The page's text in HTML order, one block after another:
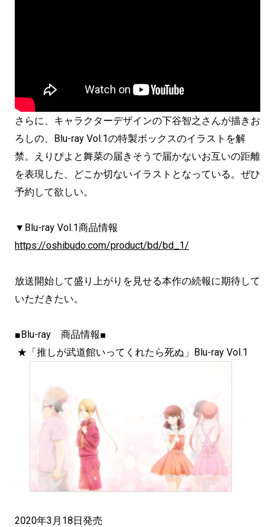
さらに、キャラクターデザインの下谷智之さんが描きお
ろしの、Blu-ray Vol.1の特製ボックスのイラストを解
禁。えりぴよと舞菜の届きそうで届かないお互いの距離
を表現した、どこか切ないイラストとなっている。ぜひ
予約して欲しい。
▼Blu-ray Vol.1商品情報
https://oshibudo.com/product/bd/bd_1/
放送開始して盛り上がりを見せる本作の続報に期待して
いただきたい。
■Blu-ray 商品情報■
★「推しが武道館いってくれたら死ぬ」Blu-ray Vol.1
2020年3月18日発売